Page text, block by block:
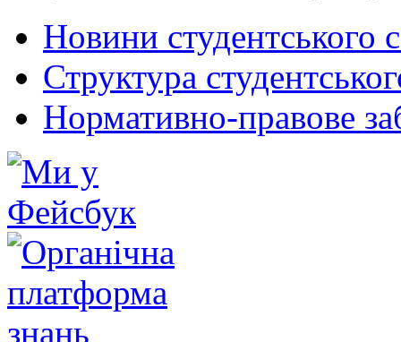
Новини студентського
Структура
Нормативно-правове